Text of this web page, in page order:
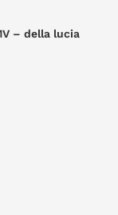
– della lucia